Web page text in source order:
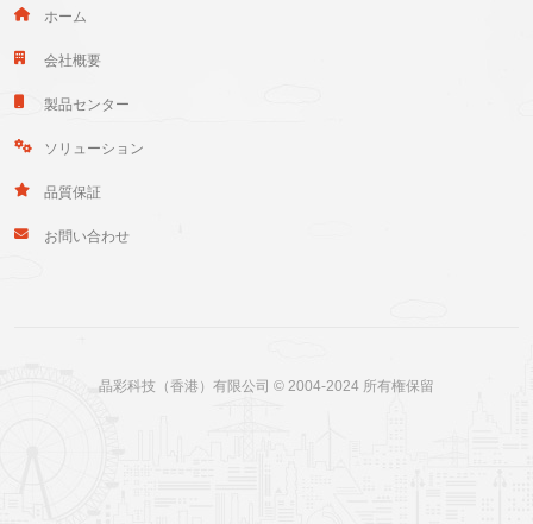
ホーム
会社概要
製品センター
ソリューション
品質保証
お問い合わせ
晶彩科技（香港）有限公司 © 2004-2024 所有権保留